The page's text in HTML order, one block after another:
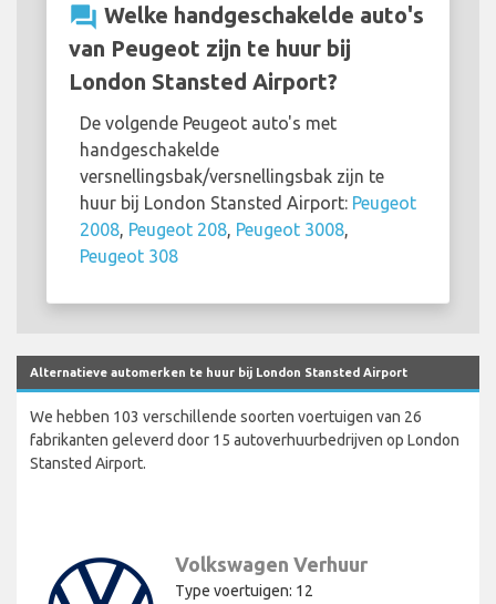
question_answer Welke handgeschakelde auto's
van Peugeot zijn te huur bij
London Stansted Airport?
De volgende Peugeot auto's met
handgeschakelde
versnellingsbak/versnellingsbak zijn te
huur bij London Stansted Airport: Peugeot
2008, Peugeot 208, Peugeot 3008,
Peugeot 308
Alternatieve automerken te huur bij London Stansted Airport
We hebben 103 verschillende soorten voertuigen van 26
fabrikanten geleverd door 15 autoverhuurbedrijven op London
Stansted Airport.
Volkswagen Verhuur
Type voertuigen: 12